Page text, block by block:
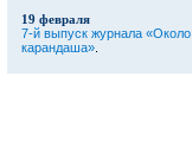
19 февраля
7-й выпуск журнала «Около
карандаша».